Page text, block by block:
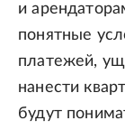
и
понятные
платежей,
нанести
будут